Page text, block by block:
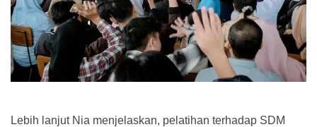
Lebih lanjut Nia menjelaskan, pelatihan terhadap SDM